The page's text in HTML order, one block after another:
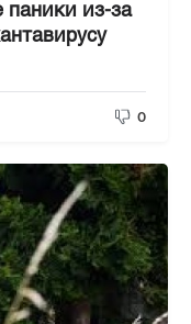
паники из-за
0